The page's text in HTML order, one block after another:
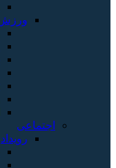
ورزش
اجتماعی
رویداد